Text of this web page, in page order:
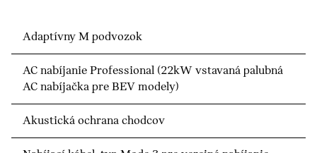
Adaptívny M podvozok
AC nabíjanie Professional (22kW vstavaná palubná
AC nabíjačka pre BEV modely)
Akustická ochrana chodcov